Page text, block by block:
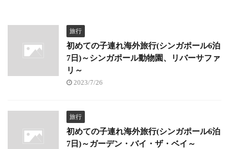
旅行
初めての子連れ海外旅行(シンガポール6泊
7日)～シンガポール動物園、リバーサファ
リ～
2023/7/26
旅行
初めての子連れ海外旅行(シンガポール6泊
7日)～ガーデン・バイ・ザ・ベイ～